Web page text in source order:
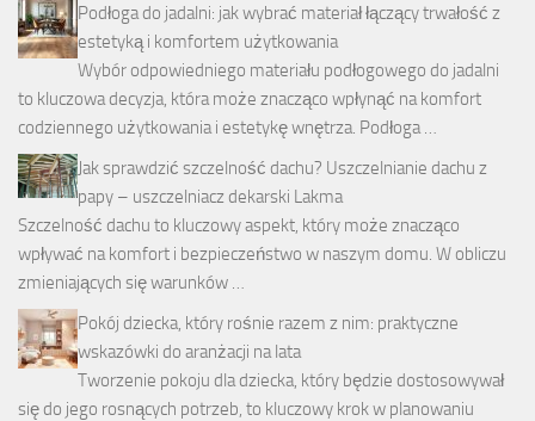
Podłoga do jadalni: jak wybrać materiał łączący trwałość z
estetyką i komfortem użytkowania
Wybór odpowiedniego materiału podłogowego do jadalni
to kluczowa decyzja, która może znacząco wpłynąć na komfort
codziennego użytkowania i estetykę wnętrza. Podłoga …
Jak sprawdzić szczelność dachu? Uszczelnianie dachu z
papy – uszczelniacz dekarski Lakma
Szczelność dachu to kluczowy aspekt, który może znacząco
wpływać na komfort i bezpieczeństwo w naszym domu. W obliczu
zmieniających się warunków …
Pokój dziecka, który rośnie razem z nim: praktyczne
wskazówki do aranżacji na lata
Tworzenie pokoju dla dziecka, który będzie dostosowywał
się do jego rosnących potrzeb, to kluczowy krok w planowaniu